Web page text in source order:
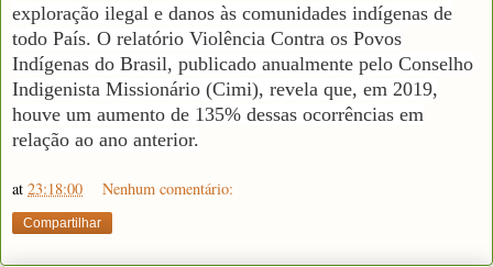
exploração ilegal e danos às comunidades indígenas de
todo País. O relatório Violência Contra os Povos
Indígenas do Brasil, publicado anualmente pelo Conselho
Indigenista Missionário (Cimi), revela que, em 2019,
houve um aumento de 135% dessas ocorrências em
relação ao ano anterior.
at 23:18:00 Nenhum comentário:
Compartilhar